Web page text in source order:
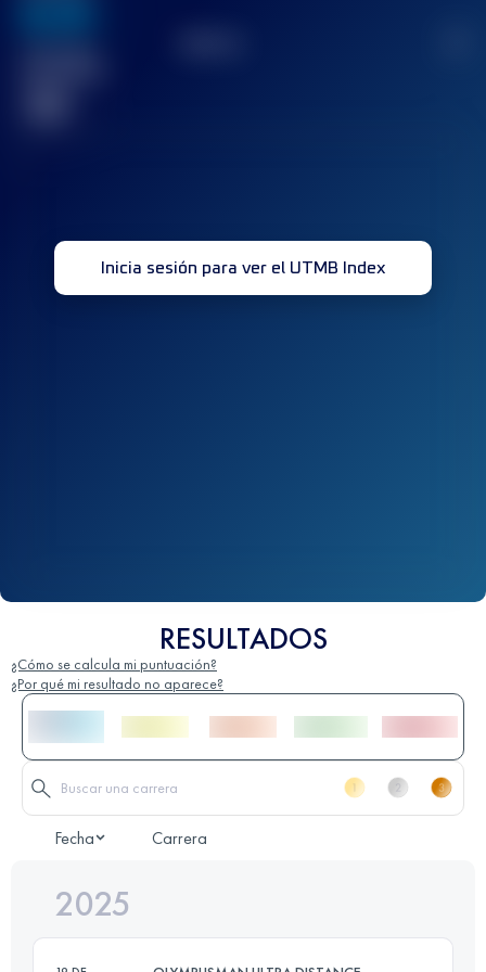
Inicia sesión para ver el UTMB Index
RESULTADOS
¿Cómo se calcula mi puntuación?
¿Por qué mi resultado no aparece?
Fecha Carrera
2025